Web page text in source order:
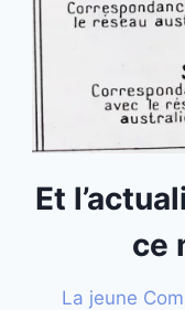
Et
ce
La jeune